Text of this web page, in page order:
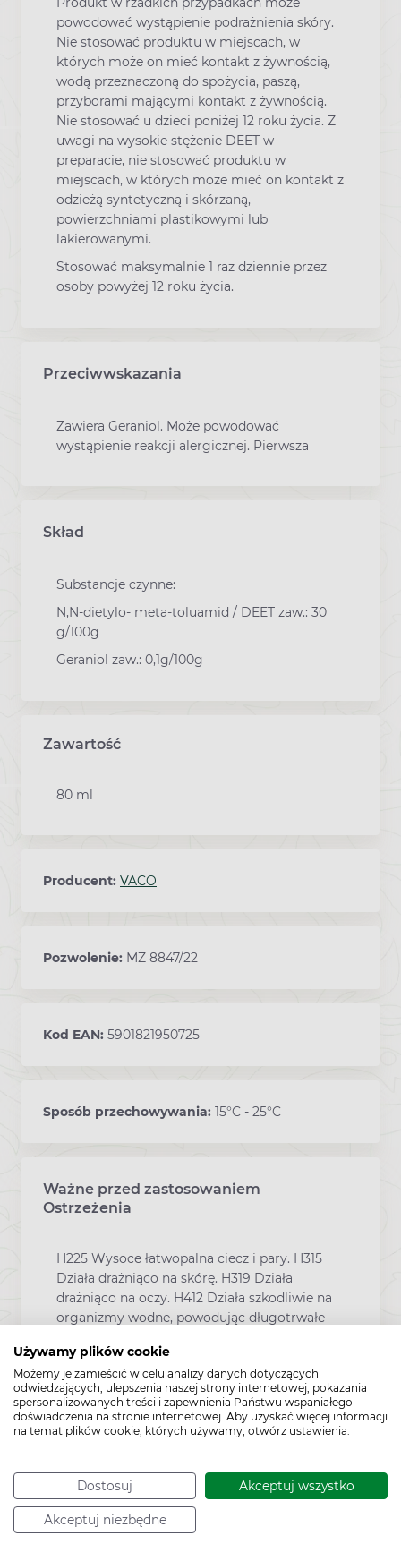
Używamy plików cookie
Możemy je zamieścić w celu analizy danych dotyczących
odwiedzających, ulepszenia naszej strony internetowej, pokazania
spersonalizowanych treści i zapewnienia Państwu wspaniałego
doświadczenia na stronie internetowej. Aby uzyskać więcej informacji
na temat plików cookie, których używamy, otwórz ustawienia.
Dostosuj Akceptuj wszystko
Akceptuj niezbędne
powodować wystąpienie podrażnienia skóry.
Nie stosować produktu w miejscach, w
których może on mieć kontakt z żywnością,
wodą przeznaczoną do spożycia, paszą,
przyborami mającymi kontakt z żywnością.
Nie stosować u dzieci poniżej 12 roku życia. Z
uwagi na wysokie stężenie DEET w
preparacie, nie stosować produktu w
miejscach, w których może mieć on kontakt z
odzieżą syntetyczną i skórzaną,
powierzchniami plastikowymi lub
lakierowanymi.
Stosować maksymalnie 1 raz dziennie przez
osoby powyżej 12 roku życia.
Przeciwwskazania
Zawiera Geraniol. Może powodować
wystąpienie reakcji alergicznej. Pierwsza
Skład
Substancje czynne:
N,N-dietylo- meta-toluamid / DEET zaw.: 30
g/100g
Geraniol zaw.: 0,1g/100g
Zawartość
80 ml
Producent: VACO
Pozwolenie: MZ 8847/22
Kod EAN: 5901821950725
Sposób przechowywania: 15°C - 25°C
Ważne przed zastosowaniem
Ostrzeżenia
H225 Wysoce łatwopalna ciecz i pary. H315
Działa drażniąco na skórę. H319 Działa
drażniąco na oczy. H412 Działa szkodliwie na
organizmy wodne, powodując długotrwałe
Przechowywać z dala od źródeł ciepła,
gorących powierzchni, źródeł iskrzenia,
otwartego ognia i innych źródeł zapłonu. Nie
palić. P233 Przechowywać pojemnik szczelnie
zamknięty. P305+P351+P338 W PRZYPADKU
wodą przez kilka minut. Wyjąć soczewki
kontaktowe, jeżeli są i można je łatwo usunąć.
Nadal płukać. P332+P313 W przypadku
wystąpienia podrażnienia skóry: Zasięgnąć